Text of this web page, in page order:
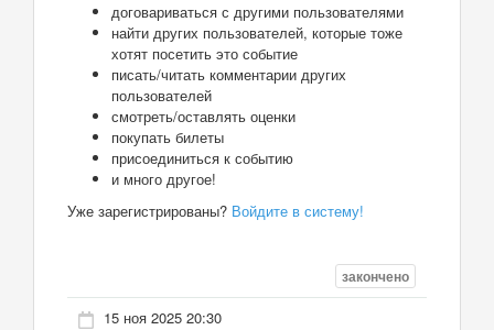
договариваться с другими пользователями
найти других пользователей, которые тоже
хотят посетить это событие
писать/читать комментарии других
пользователей
смотреть/оставлять оценки
покупать билеты
присоединиться к событию
и много другое!
Уже зарегистрированы? Войдите в систему!
закончено
15 ноя 2025 20:30